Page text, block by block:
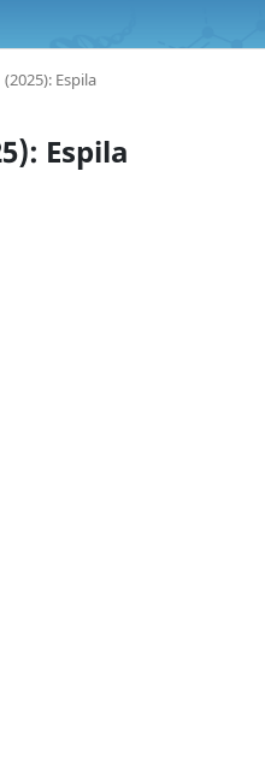
Espila
Espila